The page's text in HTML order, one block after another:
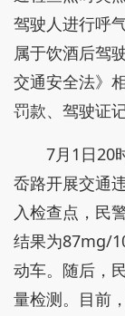
驾驶人进行呼
属于饮酒后驾
交通安全法》
罚款、驾驶证
7月1日20
岙路开展交通
入检查点，民
结果为87mg/
动车。随后，
量检测。目前